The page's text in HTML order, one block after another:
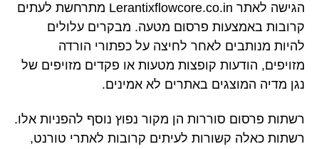
הגישה לאתר Lerantixflowcore.co.in מתרחשת לעתים
קרובות באמצעות פרסום מטעה. מבקרים עלולים
להיות מנותבים לאחר לחיצה על כפתורי הורדה
מזויפים, הודעות קופצות מטעות או פקדים מזויפים של
נגן מדיה המוצגים באתרים לא אמינים.
רשתות פרסום סוררות הן מקור נפוץ נוסף להפניות אלו.
רשתות כאלה קשורות לעיתים קרובות לאתרי טורנט,